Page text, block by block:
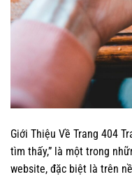
Giới Thiệu Về Trang 404
tìm thấy,” là một trong
website, đặc biệt là trên